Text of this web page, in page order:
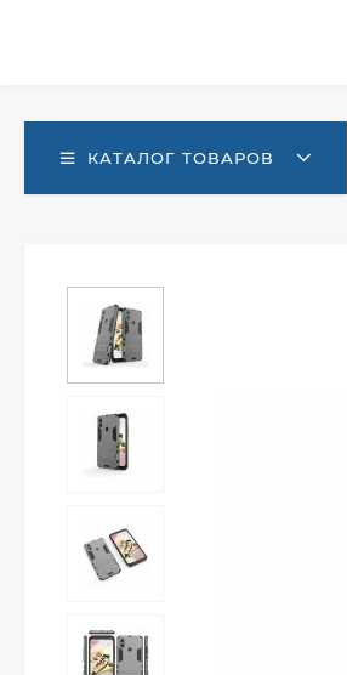
КАТАЛОГ ТОВАРОВ